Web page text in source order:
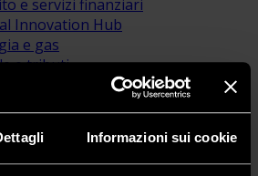
Informazioni sui cookie
e servizi finanziari
Innovation Hub
e gas
e tributi
e Competitività